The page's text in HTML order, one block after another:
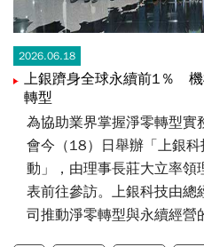
2026.06.18
上銀躋身全球永續前1％
轉型
為協助業界掌握淨零轉型實
會今（18）日舉辦「上銀
動」，由理事長莊大立率領
表前往參訪。上銀科技由總
司推動淨零轉型與永續經營